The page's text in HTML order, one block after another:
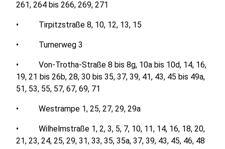
261, 264 bis 266, 269, 271
• Tirpitzstraße 8, 10, 12, 13, 15
• Turnerweg 3
• Von-Trotha-Straße 8 bis 8g, 10a bis 10d, 14, 16,
19, 21 bis 26b, 28, 30 bis 35, 37, 39, 41, 43, 45 bis 49a,
51, 53, 55, 57, 67, 69, 71
• Westrampe 1, 25, 27, 29, 29a
• Wilhelmstraße 1, 2, 3, 5, 7, 10, 11, 14, 16, 18, 20,
21, 23, 24, 25, 29, 31, 33, 35, 35a, 37, 39, 43, 45, 46, 48